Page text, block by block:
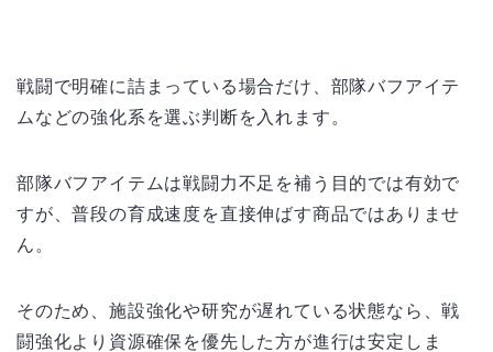
戦闘で明確に詰まっている場合だけ、部隊バフアイテ
ムなどの強化系を選ぶ判断を入れます。
部隊バフアイテムは戦闘力不足を補う目的では有効で
すが、普段の育成速度を直接伸ばす商品ではありませ
ん。
そのため、施設強化や研究が遅れている状態なら、戦
闘強化より資源確保を優先した方が進行は安定しま